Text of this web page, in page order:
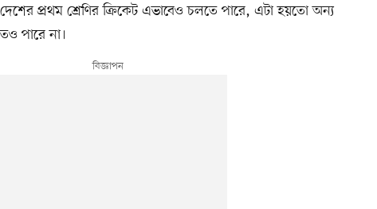
প্রথম শ্রেণির ক্রিকেট এভাবেও চলতে পারে, এটা হয়তো অন্য
পারে না।